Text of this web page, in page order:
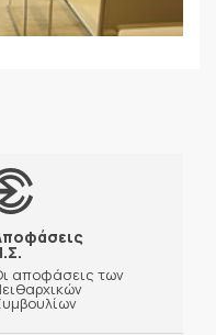
αποφάσεις των